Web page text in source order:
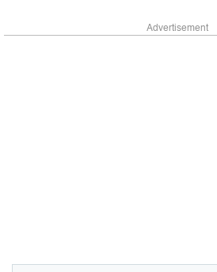
Advertisement